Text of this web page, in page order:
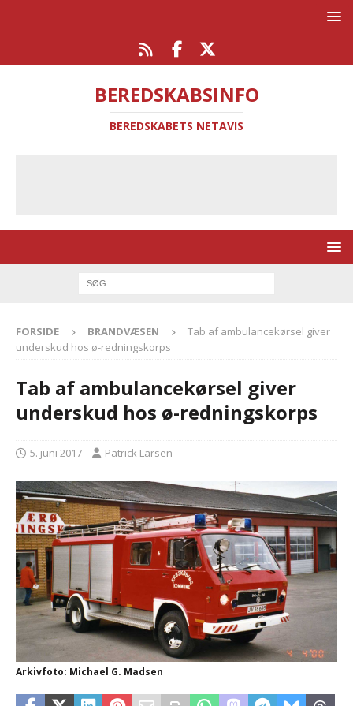
BEREDSKABSINFO
BEREDSKABETS NETAVIS
FORSIDE BRANDVÆSEN
Tab af ambulancekørsel giver
underskud hos ø-redningskorps
Tab af ambulancekørsel giver
underskud hos ø-redningskorps
5. juni 2017 Patrick Larsen
Arkivfoto: Michael G. Madsen